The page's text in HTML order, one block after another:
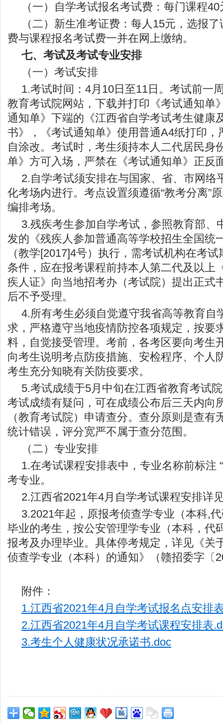
（一）自学考试报名考试费：每门课程
（二）新生准考证费：每人15元，选报
费与课程报名考试费一并在网上缴纳。
七、考试及考试专业安排
（一）考试安排
1.考试时间：4月10日至11日。考试前一
教育考试院网站，下载并打印《考试通知单
通知单》下端的《江西省自学考试考生健康
书》，《考试通知单》使用普通A4纸打印，
自涂改。考试时，考生须持本人二代居民身
单》方可入场，严禁在《考试通知单》正反
2.自学考试须安排在与国家、省、市网络
化考场内进行。考点设置须遵循“教考分离”
编排考场。
3.残疾考生参加自学考试，参照教育部、
发的《残疾人参加普通高等学校招生全国统
（教学[2017]4号）执行，需考试机构在考
条件，应在报考课程前持本人第二代及以上
疾人证》向当地招考办（考试院）提出正式
后不予受理。
4.所有考生必须自觉遵守我省高等教育自
求，严格遵守当地疫情防控各项规定，按要
料，自觉接受管理。考前，各考区要向考生
向考生说明考点防疫措施、安检程序、个人
考生充分知晓有关防疫要求。
5.考试成绩于5月中旬在江西省教育考试
考试成绩有疑问，可在成绩公布后三天内向
（教育考试院）申请查分。查分原则是查有
统计错误，评分宽严不属于查分范围。
（二）专业安排
1.在考试课程安排表中，专业名称前标注
考专业。
2.江西省2021年4月自学考试课程安排详
3.2021年起，原报考侦查学专业（本科,
毕业的考生，按公安管理学专业（本科，代
报考及办理毕业。具体停考规定，详见《关
侦查学专业（本科）的通知》（赣招委字〔
附件：
1.江西省2021年4月自学考试报名点安排
2.江西省2021年4月自学考试课程安排表
3.考生个人健康状况承诺书.doc